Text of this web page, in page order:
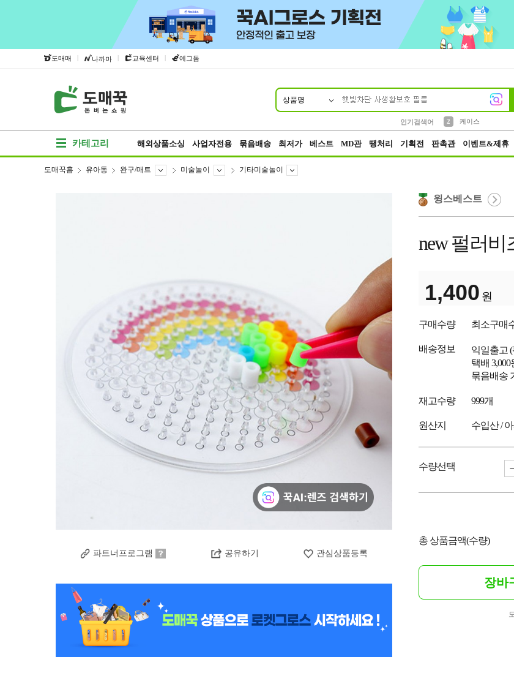
도매매 | 나까마 | 교육센터 | 에그돔
상품명
인기검색어
2
케이스
카테고리 해외상품소싱 사업자전용 묶음배송 최저가 베스트 MD관 땡처리 기획전 판촉관 이벤트&제휴
도매꾹홈 유아동 완구/매트 미술놀이 기타미술놀이
파트너프로그램 공유하기 관심상품등록
윙스베스트
new 펄러
1,400 원
구매수량 최소구매
배송정보 익일출고
택배
묶음배송
재고수량 999개
원산지 수입산 /
수량선택
총 상품금액(수량)
장바